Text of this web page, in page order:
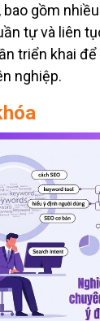
bao gồm
tự và liên
triển khai
nghiệp.